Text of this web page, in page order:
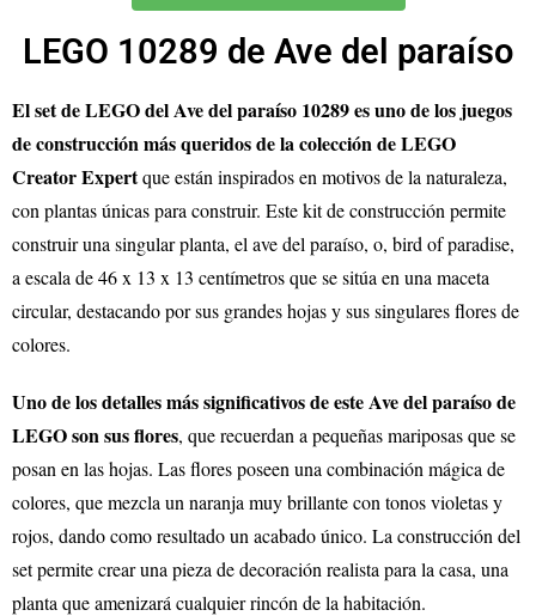
LEGO 10289 de Ave del paraíso
El set de LEGO del Ave del paraíso 10289 es uno de los juegos
de construcción más queridos de la colección de LEGO
Creator Expertque están inspirados en motivos de la naturaleza,
con plantas únicas para construir. Este kit de construcción permite
construir una singular planta, el ave del paraíso, o, bird of paradise,
a escala de 46 x 13 x 13 centímetros que se sitúa en una maceta
circular, destacando por sus grandes hojas y sus singulares flores de
colores.
Uno de los detalles más significativos de este Ave del paraíso de
LEGO son sus flores, que recuerdan a pequeñas mariposas que se
posan en las hojas. Las flores poseen una combinación mágica de
colores, que mezcla un naranja muy brillante con tonos violetas y
rojos, dando como resultado un acabado único. La construcción del
set permite crear una pieza de decoración realista para la casa, una
planta que amenizará cualquier rincón de la habitación.